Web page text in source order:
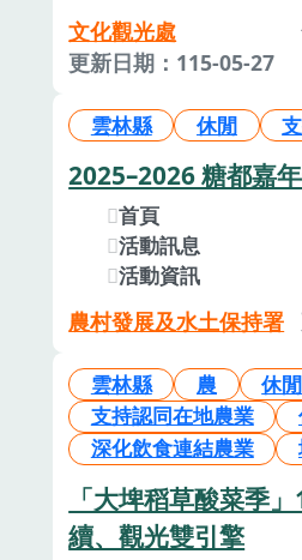
文化觀光處
更新日期：115-05-27
雲林縣 休閒
2025–2026 糖都嘉
首頁
活動訊息
活動資訊
農村發展及水土保持署
雲林縣 農
休閒
支持認同在地農業
深化飲食連結農業
「大埤稻草酸菜季」12/
續、觀光雙引擎